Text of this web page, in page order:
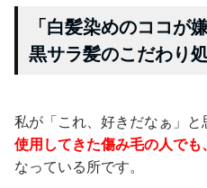
「白髪染めのココが
黒サラ髪のこだわり
私が「これ、好きだなぁ」と
使用してきた傷み毛の人で
なっている所です。